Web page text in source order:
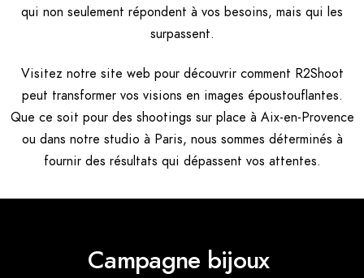
qui non seulement répondent à vos besoins, mais qui les
surpassent.
Visitez notre site web pour découvrir comment R2Shoot
peut transformer vos visions en images époustouflantes.
Que ce soit pour des shootings sur place à Aix-en-Provence
ou dans notre studio à Paris, nous sommes déterminés à
fournir des résultats qui dépassent vos attentes.
Campagne bijoux ​